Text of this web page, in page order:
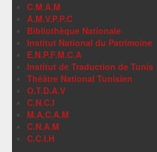
C.M.A.M
A.M.V.P.P.C
Bibliothèque Nationale
Institut National du Patrimoine
E.N.P.F.M.C.A
Institut de Traduction de Tunis
Théâtre National Tunisien
O.T.D.A.V
C.N.C.I
M.A.C.A.M
C.N.A.M
C.C.I.H